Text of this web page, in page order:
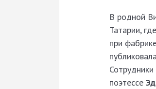
В родной
Татарии,
при
поэтессе